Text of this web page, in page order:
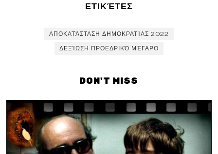
ΕΤΙΚΈΤΕΣ
ΑΠΟΚΑΤΆΣΤΑΣΗ ΔΗΜΟΚΡΑΤΊΑΣ 2022
ΔΕΞΊΩΣΗ ΠΡΟΕΔΡΙΚΌ ΜΈΓΑΡΟ
DON'T MISS